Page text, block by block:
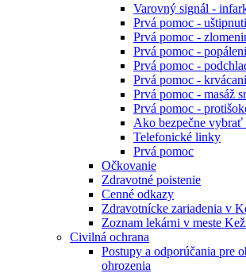
Varovný signál -
Prvá pomoc -
Prvá pomoc -
Prvá pomoc -
Prvá pomoc -
Prvá pomoc -
Prvá pomoc - masáž
Prvá pomoc -
Ako bezpečne vybrať
Telefonické linky
Prvá pomoc
Očkovanie
Zdravotné poistenie
Cenné odkazy
Zdravotnícke zariadenia v
Zoznam lekárni v meste
Civilná ochrana
Postupy a odporúčania pre
ohrozenia